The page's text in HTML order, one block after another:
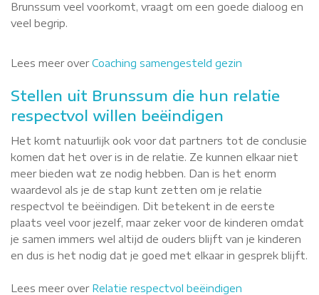
Brunssum veel voorkomt, vraagt om een goede dialoog en
veel begrip.
Lees meer overCoaching samengesteld gezin
Stellen uit Brunssum die hun relatie
respectvol willen beëindigen
Het komt natuurlijk ook voor dat partners tot de conclusie
komen dat het over is in de relatie. Ze kunnen elkaar niet
meer bieden wat ze nodig hebben. Dan is het enorm
waardevol als je de stap kunt zetten om je relatie
respectvol te beëindigen. Dit betekent in de eerste
plaats veel voor jezelf, maar zeker voor de kinderen omdat
je samen immers wel altijd de ouders blijft van je kinderen
en dus is het nodig dat je goed met elkaar in gesprek blijft.
Lees meer over Relatie respectvol beëindigen